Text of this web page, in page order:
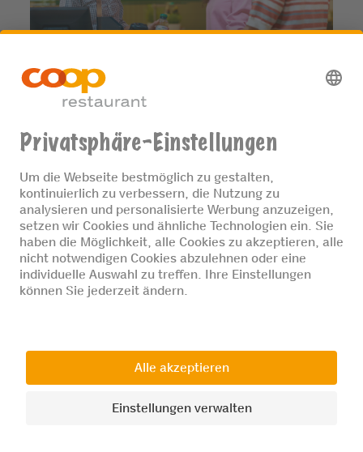
JETZT RESTAURANT FINDEN
Datenschutz
Impressum